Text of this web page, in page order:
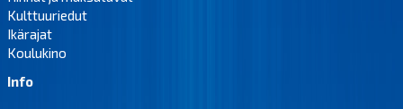
Kulttuuriedut
Ikärajat
Koulukino
Info